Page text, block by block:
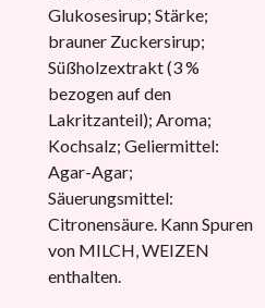
Glukosesirup; Stärke;
brauner Zuckersirup;
Süßholzextrakt (3 %
bezogen auf den
Lakritzanteil); Aroma;
Kochsalz; Geliermittel:
Agar-Agar;
Säuerungsmittel:
Citronensäure. Kann Spuren
von MILCH, WEIZEN
enthalten.